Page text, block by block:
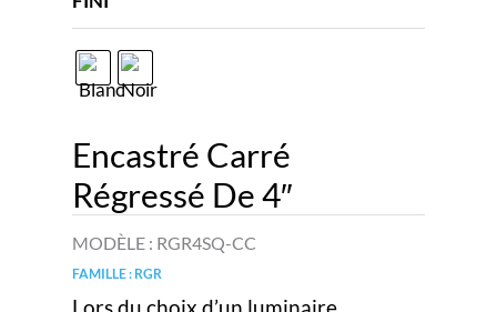
Encastré Carré
Régressé De 4″
MODÈLE : RGR4SQ-CC
FAMILLE : RGR